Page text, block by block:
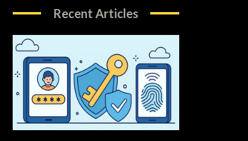
Recent Articles